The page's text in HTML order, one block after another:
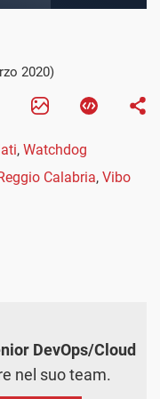
2020)
, Watchdog
Calabria, Vibo
DevOps/Cloud
nel suo team.